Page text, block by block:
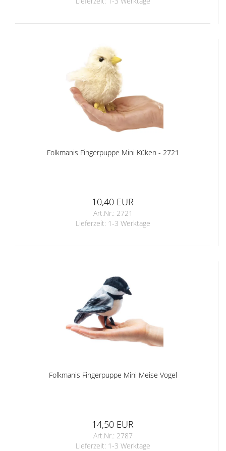
Folkmanis Fingerpuppe Mini Küken - 2721
10,40 EUR
Art.Nr.: 2721
Lieferzeit: 1-3 Werktage
Folkmanis Fingerpuppe Mini Meise Vogel
14,50 EUR
Art.Nr.: 2787
Lieferzeit: 1-3 Werktage